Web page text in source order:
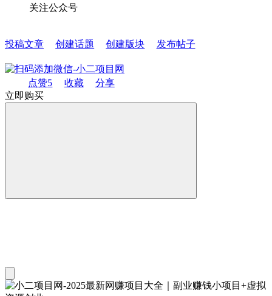
关注公众号
投稿文章 创建话题 创建版块 发布帖子
点赞5 收藏
分享
立即购买